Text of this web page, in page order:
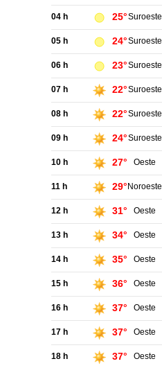
04 h 25°Suroeste
05 h 24°Suroeste
06 h 23°Suroeste
07 h 22°Suroeste
08 h 22°Suroeste
09 h 24°Suroeste
10 h 27° Oeste
11 h 29° Noroeste
12 h 31° Oeste
13 h 34° Oeste
14 h 35° Oeste
15 h 36° Oeste
16 h 37° Oeste
17 h 37° Oeste
18 h 37° Oeste